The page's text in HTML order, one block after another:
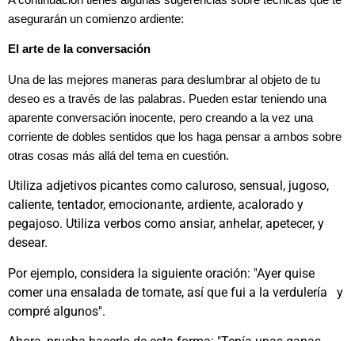
asegurarán un comienzo ardiente:
El arte de la conversación
Una de las mejores maneras para deslumbrar al objeto de tu
deseo es a través de las palabras. Pueden estar teniendo una
aparente conversación inocente, pero creando a la vez una
corriente de dobles sentidos que los haga pensar a ambos sobre
otras cosas más allá del tema en cuestión.
Utiliza adjetivos picantes como caluroso, sensual, jugoso,
caliente, tentador, emocionante, ardiente, acalorado y
pegajoso. Utiliza verbos como ansiar, anhelar, apetecer, y
desear.
Por ejemplo, considera la siguiente oración: "Ayer quise
comer una ensalada de tomate, así que fui a la verdulería y
compré algunos".